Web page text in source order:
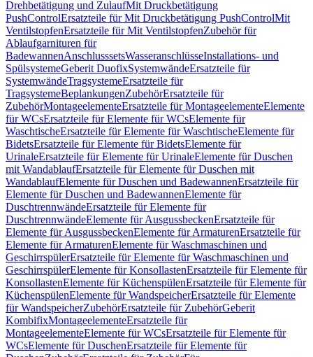
Drehbetätigung und ZulaufMit Druckbetätigung
PushControlErsatzteile für Mit Druckbetätigung PushControlMit
VentilstopfenErsatzteile für Mit VentilstopfenZubehör für
Ablaufgarnituren für
BadewannenAnschlusssetsWasseranschlüsseInstallations- und
SpülsystemeGeberit DuofixSystemwändeErsatzteile für
SystemwändeTragsystemeErsatzteile für
TragsystemeBeplankungenZubehörErsatzteile für
ZubehörMontageelementeErsatzteile für MontageelementeElemente
für WCsErsatzteile für Elemente für WCsElemente für
WaschtischeErsatzteile für Elemente für WaschtischeElemente für
BidetsErsatzteile für Elemente für BidetsElemente für
UrinaleErsatzteile für Elemente für UrinaleElemente für Duschen
mit WandablaufErsatzteile für Elemente für Duschen mit
WandablaufElemente für Duschen und BadewannenErsatzteile für
Elemente für Duschen und BadewannenElemente für
DuschtrennwändeErsatzteile für Elemente für
DuschtrennwändeElemente für AusgussbeckenErsatzteile für
Elemente für AusgussbeckenElemente für ArmaturenErsatzteile für
Elemente für ArmaturenElemente für Waschmaschinen und
GeschirrspülerErsatzteile für Elemente für Waschmaschinen und
GeschirrspülerElemente für KonsollastenErsatzteile für Elemente für
KonsollastenElemente für KüchenspülenErsatzteile für Elemente für
KüchenspülenElemente für WandspeicherErsatzteile für Elemente
für WandspeicherZubehörErsatzteile für ZubehörGeberit
KombifixMontageelementeErsatzteile für
MontageelementeElemente für WCsErsatzteile für Elemente für
WCsElemente für DuschenErsatzteile für Elemente für